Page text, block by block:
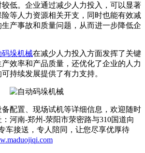
低。企业通过减少人力投入，可以显著
等人力资源相关开支，同时也能有效减
产事故和质量问题，从而进一步降低企
码垛机械在减少人力投入方面发挥了关键
效率和产品质量，还优化了企业的人力
持续发展提供了有力支持。
置、现场试机等详细信息，欢迎随时
河南-郑州-荥阳市荥密路与310国道向
车接送，专人陪同，让您尽享优厚待